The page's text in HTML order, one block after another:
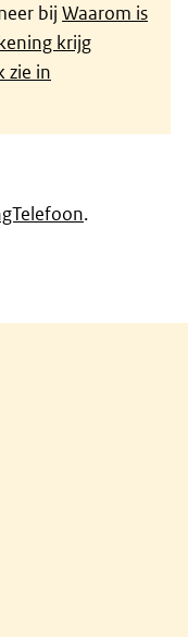
bij Waarom is
krijg
zie in
.